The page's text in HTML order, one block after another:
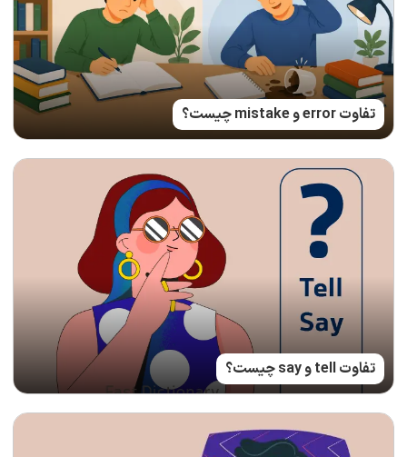
تفاوت error و mistake چیست؟
تفاوت tell و say چیست؟